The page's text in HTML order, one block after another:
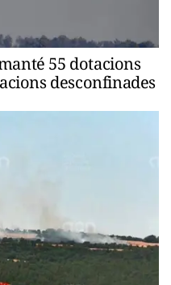
55 dotacions
desconfinades